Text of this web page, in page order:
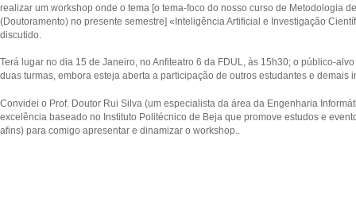
realizar um workshop onde o tema [o tema-foco do nosso curso de Metodologia
(Doutoramento) no presente semestre] «Inteligência Artificial e Investigação
discutido.
Terá lugar no dia 15 de Janeiro, no Anfiteatro 6 da FDUL, às 15h30; o público-
duas turmas, embora esteja aberta a participação de outros estudantes e demais
Convidei o Prof. Doutor Rui Silva (um especialista da área da Engenharia
excelência baseado no Instituto Politécnico de Beja que promove estudos e
afins) para comigo apresentar e dinamizar o workshop..